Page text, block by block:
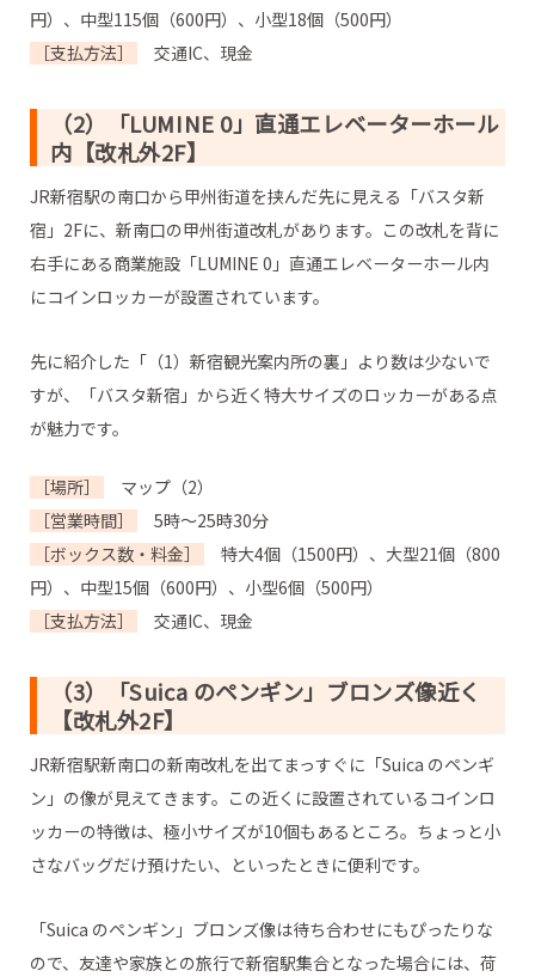
円）、中型115個（600円）、小型18個（500円）
［支払方法］
交通IC、現金
（2）「LUMINE 0」直通エレベーターホール
内【改札外2F】
JR新宿駅の南口から甲州街道を挟んだ先に見える「バスタ新
宿」2Fに、新南口の甲州街道改札があります。この改札を背に
右手にある商業施設「LUMINE 0」直通エレベーターホール内
にコインロッカーが設置されています。
先に紹介した「（1）新宿観光案内所の裏」より数は少ないで
すが、「バスタ新宿」から近く特大サイズのロッカーがある点
が魅力です。
［場所］
マップ（2）
［営業時間］
5時～25時30分
［ボックス数・料金］
特大4個（1500円）、大型21個（800
円）、中型15個（600円）、小型6個（500円）
［支払方法］
交通IC、現金
（3）「Suica のペンギン」ブロンズ像近く
【改札外2F】
JR新宿駅新南口の新南改札を出てまっすぐに「Suica のペンギ
ン」の像が見えてきます。この近くに設置されているコインロ
ッカーの特徴は、極小サイズが10個もあるところ。ちょっと小
さなバッグだけ預けたい、といったときに便利です。
「Suica のペンギン」ブロンズ像は待ち合わせにもぴったりな
ので、友達や家族との旅行で新宿駅集合となった場合には、荷